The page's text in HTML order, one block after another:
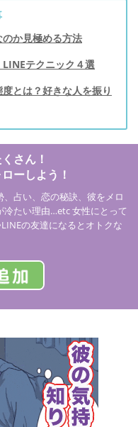
か見極める方法
テクニック４選
とは？好きな人を振り
さん！
ーしよう！
占い、恋の秘訣、彼をメロ
冷たい理由…etc 女性にとって
の友達になるとオトクな